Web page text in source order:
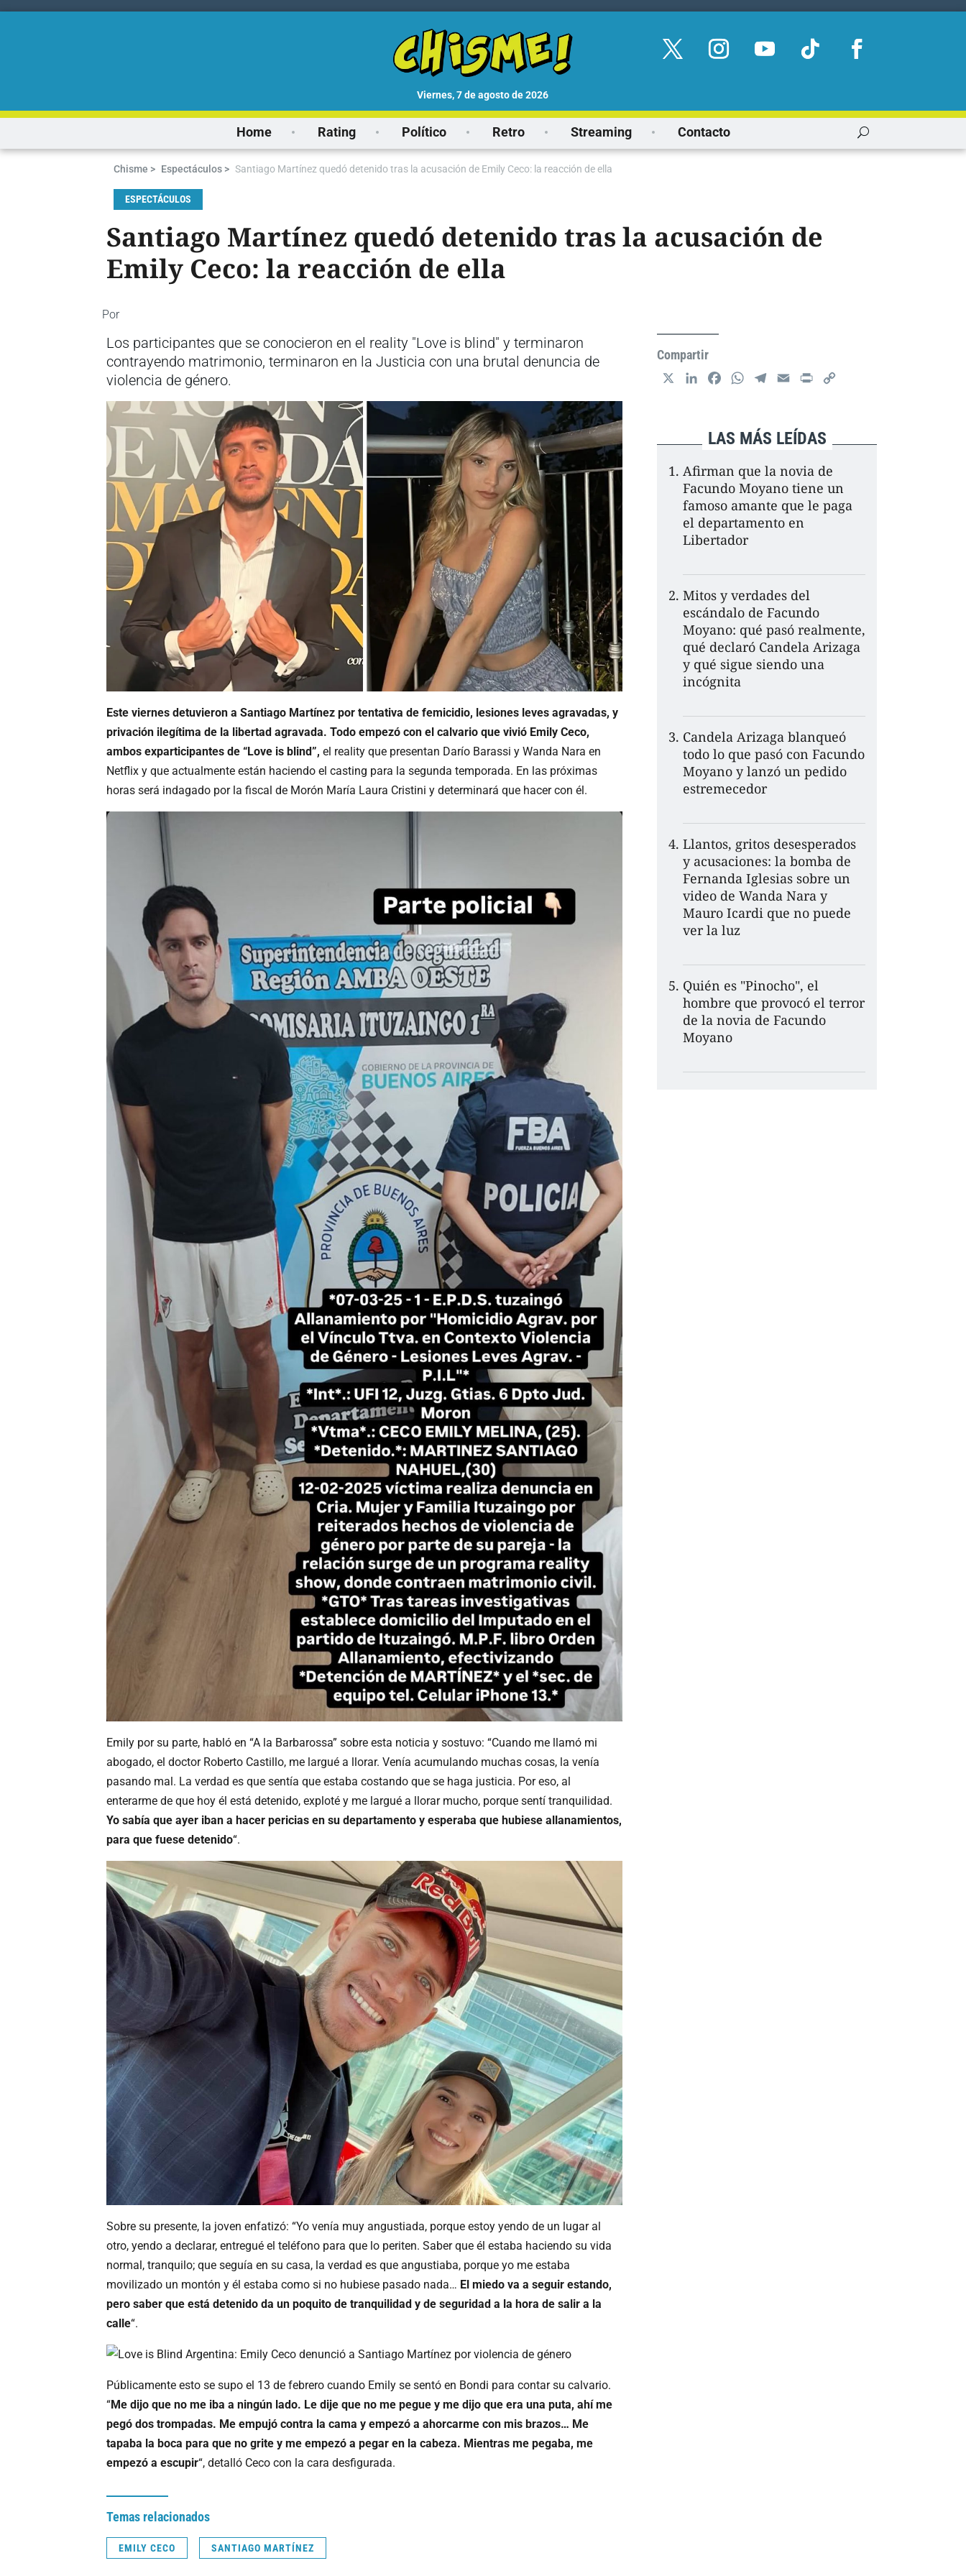
viernes, 7 de agosto de 2026
Home Rating Político Retro Streaming Contacto
Chisme > Espectáculos > Santiago Martínez quedó detenido tras la acusación de Emily Ceco: la reacción de ella
ESPECTÁCULOS
Santiago Martínez quedó detenido tras la acusación de
Emily Ceco: la reacción de ella
Por
Los participantes que se conocieron en el reality "Love is blind" y terminaron
contrayendo matrimonio, terminaron en la Justicia con una brutal denuncia de
violencia de género.
Este viernes detuvieron a Santiago Martínez por tentativa de femicidio, lesiones leves agravadas, y
privación ilegítima de la libertad agravada. Todo empezó con el calvario que vivió Emily Ceco,
ambos exparticipantes de “Love is blind”, el reality que presentan Darío Barassi y Wanda Nara en
Netflix y que actualmente están haciendo el casting para la segunda temporada. En las próximas
horas será indagado por la fiscal de Morón María Laura Cristini y determinará que hacer con él.
Emily por su parte, habló en “A la Barbarossa” sobre esta noticia y sostuvo: “Cuando me llamó mi
abogado, el doctor Roberto Castillo, me largué a llorar. Venía acumulando muchas cosas, la venía
pasando mal. La verdad es que sentía que estaba costando que se haga justicia. Por eso, al
enterarme de que hoy él está detenido, exploté y me largué a llorar mucho, porque sentí tranquilidad.
Yo sabía que ayer iban a hacer pericias en su departamento y esperaba que hubiese allanamientos,
para que fuese detenido“.
Sobre su presente, la joven enfatizó: “Yo venía muy angustiada, porque estoy yendo de un lugar al
otro, yendo a declarar, entregué el teléfono para que lo periten. Saber que él estaba haciendo su vida
normal, tranquilo; que seguía en su casa, la verdad es que angustiaba, porque yo me estaba
movilizado un montón y él estaba como si no hubiese pasado nada… El miedo va a seguir estando,
pero saber que está detenido da un poquito de tranquilidad y de seguridad a la hora de salir a la
calle“.
Públicamente esto se supo el 13 de febrero cuando Emily se sentó en Bondi para contar su calvario.
“Me dijo que no me iba a ningún lado. Le dije que no me pegue y me dijo que era una puta, ahí me
pegó dos trompadas. Me empujó contra la cama y empezó a ahorcarme con mis brazos… Me
tapaba la boca para que no grite y me empezó a pegar en la cabeza. Mientras me pegaba, me
empezó a escupir“, detalló Ceco con la cara desfigurada.
Temas relacionados
EMILY CECO SANTIAGO MARTÍNEZ
Compartir
e
n
e
b
o
k
W
t
s
p
e
g
a
i
l
n
t
L
LAS MÁS LEÍDAS
Afirman que la novia de
Facundo Moyano tiene un
famoso amante que le paga
el departamento en
Libertador
Mitos y verdades del
escándalo de Facundo
Moyano: qué pasó realmente,
qué declaró Candela Arizaga
y qué sigue siendo una
incógnita
Candela Arizaga blanqueó
todo lo que pasó con Facundo
Moyano y lanzó un pedido
estremecedor
Llantos, gritos desesperados
y acusaciones: la bomba de
Fernanda Iglesias sobre un
video de Wanda Nara y
Mauro Icardi que no puede
ver la luz
Quién es "Pinocho", el
hombre que provocó el terror
de la novia de Facundo
Moyano